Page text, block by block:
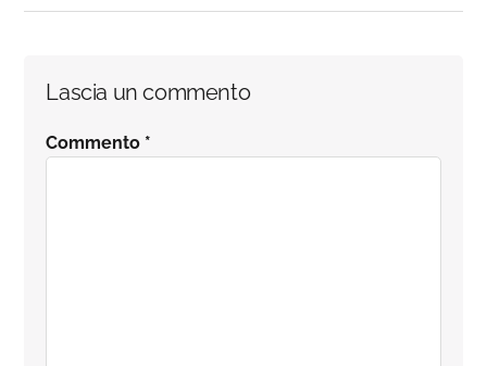
Interazioni
del
Lascia un commento
Commento *